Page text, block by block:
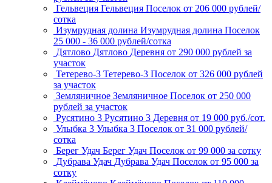
Гельвеция Гельвеция Поселок от 206 000 рублей/
сотка
Изумрудная долина Изумрудная долина Поселок
25 000 - 36 000 рублей/сотка
Дятлово Дятлово Деревня от 290 000 рублей за
участок
Тетерево-3 Тетерево-3 Поселок от 326 000 рублей
за участок
Земляничное Земляничное Поселок от 250 000
рублей за участок
Русятино 3 Русятино 3 Деревня от 19 000 руб./сот.
Улыбка 3 Улыбка 3 Поселок от 31 000 рублей/
сотка
Берег Удач Берег Удач Поселок от 99 000 за сотку
Дубрава Удач Дубрава Удач Поселок от 95 000 за
сотку